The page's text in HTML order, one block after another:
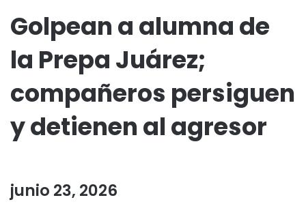
Golpean a alumna de
la Prepa Juárez;
compañeros persiguen
y detienen al agresor
junio 23, 2026